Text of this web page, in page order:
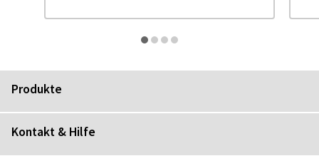
Produkte
Kontakt & Hilfe